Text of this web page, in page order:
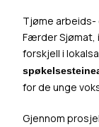
Tjøme
Færder Sjømat,
forskjell i
for de unge
Gjennom